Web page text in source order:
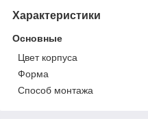
Характеристики
Основные
Цвет корпуса
Форма
Способ монтажа